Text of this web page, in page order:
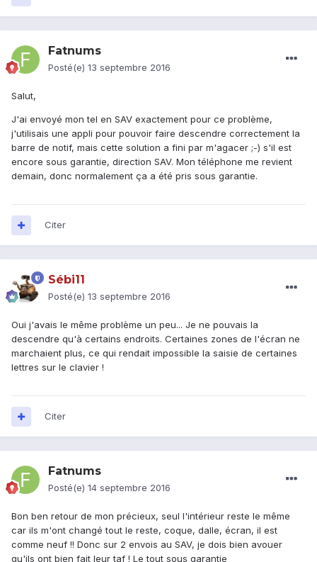
Fatnums
Posté(e) 13 septembre 2016
Salut,
J'ai envoyé mon tel en SAV exactement pour ce problème,
j'utilisais une appli pour pouvoir faire descendre correctement la
barre de notif, mais cette solution a fini par m'agacer ;-) s'il est
encore sous garantie, direction SAV. Mon téléphone me revient
demain, donc normalement ça a été pris sous garantie.
Citer
Sébi11
Posté(e) 13 septembre 2016
Oui j'avais le même problème un peu... Je ne pouvais la
descendre qu'à certains endroits. Certaines zones de l'écran ne
marchaient plus, ce qui rendait impossible la saisie de certaines
lettres sur le clavier !
Citer
Fatnums
Posté(e) 14 septembre 2016
Bon ben retour de mon précieux, seul l'intérieur reste le même
car ils m'ont changé tout le reste, coque, dalle, écran, il est
comme neuf !! Donc sur 2 envois au SAV, je dois bien avouer
qu'ils ont bien fait leur taf ! Le tout sous garantie